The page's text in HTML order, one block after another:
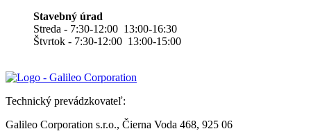
Stavebný úrad
Streda - 7:30-12:00 13:00-16:30
Štvrtok - 7:30-12:00 13:00-15:00
Technický prevádzkovateľ:
Galileo Corporation s.r.o., Čierna Voda 468, 925 06